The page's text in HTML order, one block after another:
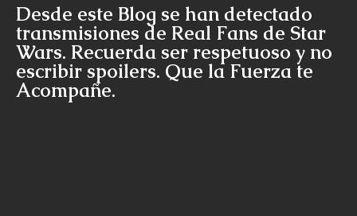
Desde este Blog se han detectado
transmisiones de Real Fans de Star
Wars. Recuerda ser respetuoso y no
escribir spoilers. Que la Fuerza te
Acompañe.